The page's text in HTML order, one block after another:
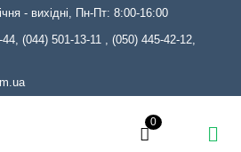
- вихідні, Пн-Пт: 8:00-16:00
(044) 501-13-11 , (050) 445-42-12,
0